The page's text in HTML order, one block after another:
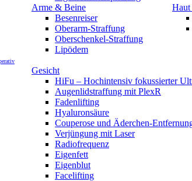
Arme & Beine
Besenreiser
Oberarm-Straffung
Oberschenkel-Straffung
Lipödem
Gesicht
HiFu – Hochintensiv fokussierter
Augenlidstraffung mit PlexR
Fadenlifting
Hyaluronsäure
Couperose und Äderchen-
Verjüngung mit Laser
Radiofrequenz
Eigenfett
Eigenblut
Facelifting